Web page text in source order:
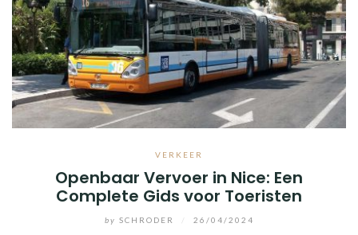
VERKEER
Openbaar Vervoer in Nice: Een
Complete Gids voor Toeristen
by SCHRODER 26/04/2024